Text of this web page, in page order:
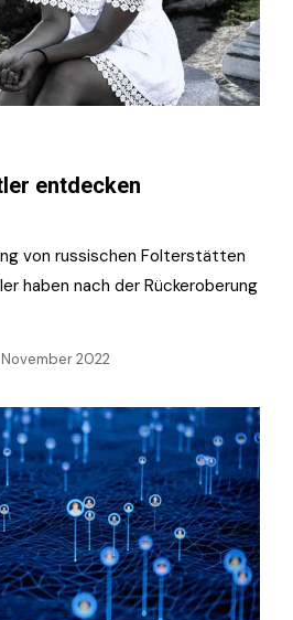
entdecken
von russischen Folterstätten
haben nach der Rückeroberung
November 2022